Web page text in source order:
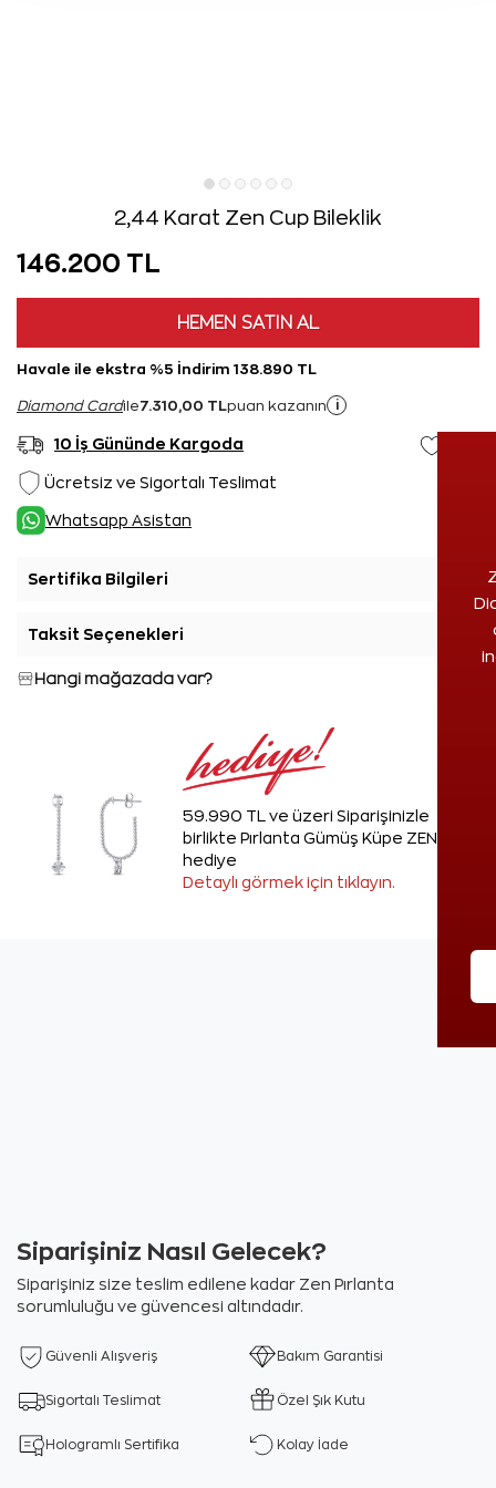
2,44 Karat Zen Cup Bileklik
146.200 TL
HEMEN SATIN AL
Havale ile ekstra %5 İndirim 138.890 TL
Diamond Cardile7.310,00 TL puan kazanın i
10 İş Gününde Kargoda
Ücretsiz ve Sigortalı Teslimat
Whatsapp Asistan
Sertifika Bilgileri
Taksit Seçenekleri
Hangi mağazada var?
59.990 TL ve üzeri Siparişinizle
birlikte Pırlanta Gümüş Küpe ZEN'den
hediye
Detaylı görmek için tıklayın.
Siparişiniz Nasıl Gelecek?
Siparişiniz size teslim edilene kadar Zen Pırlanta
sorumluluğu ve güvencesi altındadır.
Güvenli Alışveriş Bakım Garantisi
Sigortalı Teslimat Özel Şık Kutu
Hologramlı Sertifika Kolay İade